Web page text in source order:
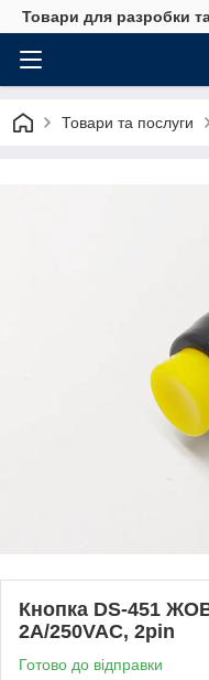
Товари для разробки
Товари та послуги
Кнопка DS-451
2A/250VAC, 2pin
Готово до відправки